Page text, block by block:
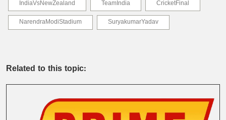
IndiaVsNewZealand TeamIndia
CricketFinal
NarendraModiStadium
SuryakumarYadav
Related to this topic: